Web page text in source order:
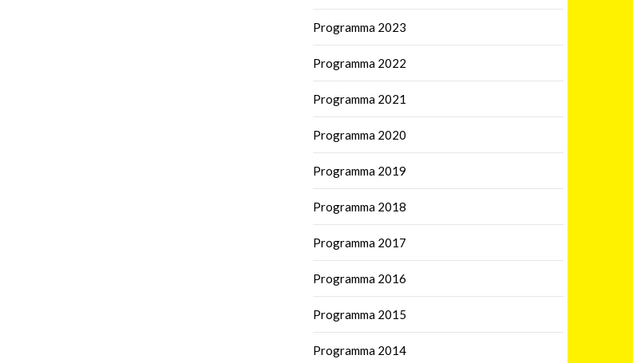
Programma 2023
Programma 2022
Programma 2021
Programma 2020
Programma 2019
Programma 2018
Programma 2017
Programma 2016
Programma 2015
Programma 2014